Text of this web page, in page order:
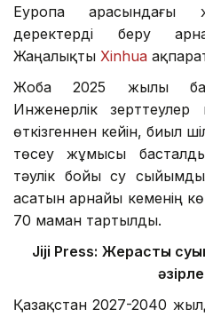
Еуропа арасындағы
деректерді беру
Жаңалықты Xinhua
Жоба 2025 жылы
Инженерлік
өткізгеннен кейін, биыл
төсеу жұмысы
тәулік бойы су
асатын арнайы кеменің
70 маман тартылды.
Jiji Press: Жерасты
Қазақстан 2027-2040